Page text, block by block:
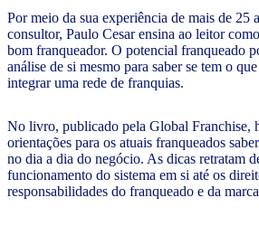
Por meio da sua experiência de mais de 25
consultor, Paulo Cesar ensina ao leitor
bom franqueador. O potencial franqueado
análise de si mesmo para saber se tem o
integrar uma rede de franquias.
No livro, publicado pela Global Franchise,
orientações para os atuais franqueados
no dia a dia do negócio. As dicas retratam
funcionamento do sistema em si até os
responsabilidades do franqueado e da